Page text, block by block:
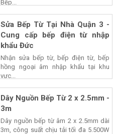
Bếp...
Sửa Bếp Từ Tại Nhà Quận 3 -
Cung cấp bếp điện từ nhập
khẩu Đức
Nhận sửa bếp từ, bếp điện từ, bếp
hồng ngoại âm nhập khẩu tại khu
vực...
Dây Nguồn Bếp Từ 2 x 2.5mm -
3m
Dây nguồn bếp từ âm 2 x 2.5mm dài
3m, công suất chịu tải tối đa 5.500W